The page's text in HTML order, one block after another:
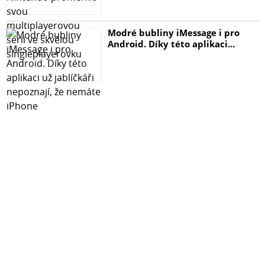
Modré bubliny iMessage i pro
Android. Díky této aplikaci...